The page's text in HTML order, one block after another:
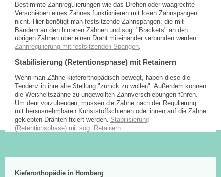
Bestimmte Zahnregulierungen wie das Drehen oder waagrechte
Verschieben eines Zahnes funktionieren mit losen Zahnspangen
nicht. Hier benötigt man festsitzende Zahnspangen, die mit
Bändern an den hinteren Zähnen und sog. "Brackets" an den
übrigen Zähnen über einen Draht miteinander verbunden werden.
Zahnregulierung mit festsitzenden Spangen
Stabilisierung (Retentionsphase) mit Retainern
Wenn man Zähne kieferorthopädisch bewegt, haben diese die
Tendenz in ihre alte Stellung "zurück zu wollen". Außerdem können
die Weisheitszähne zu ungewollten Zahnverschiebungen führen.
Um dem vorzubeugen, müssen die Zähne nach der Regulierung
mit herausnehmbaren Kunststoffschienen oder innen auf die Zähne
geklebten Drähten fixiert werden. Stabilisierung
(Retentionsphase) mit sog. Retainern
Kieferorthopädie in Homberg